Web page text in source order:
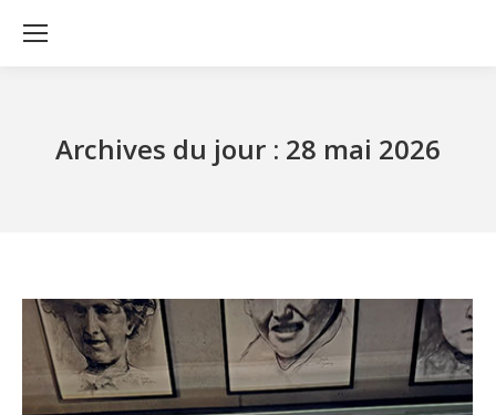
Archives du jour : 28 mai 2026